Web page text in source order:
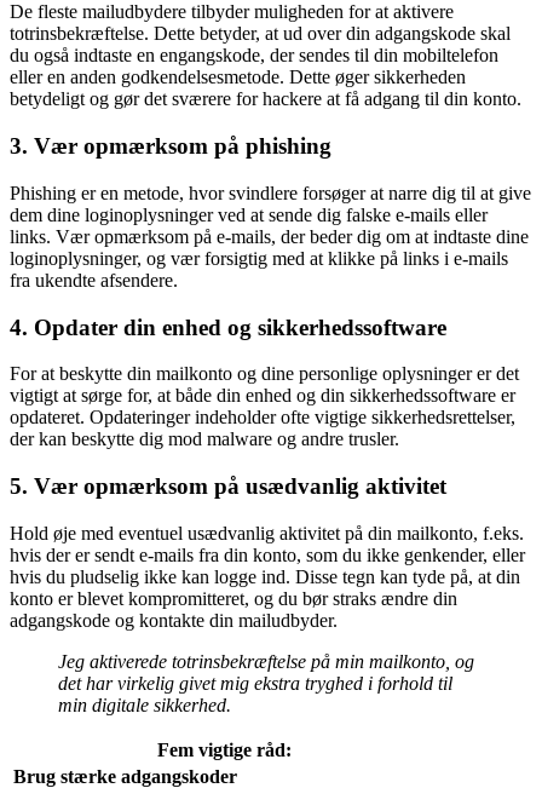
De fleste mailudbydere tilbyder muligheden for at aktivere
totrinsbekræftelse. Dette betyder, at ud over din adgangskode skal
du også indtaste en engangskode, der sendes til din mobiltelefon
eller en anden godkendelsesmetode. Dette øger sikkerheden
betydeligt og gør det sværere for hackere at få adgang til din konto.
3. Vær opmærksom på phishing
Phishing er en metode, hvor svindlere forsøger at narre dig til at give
dem dine loginoplysninger ved at sende dig falske e-mails eller
links. Vær opmærksom på e-mails, der beder dig om at indtaste dine
loginoplysninger, og vær forsigtig med at klikke på links i e-mails
fra ukendte afsendere.
4. Opdater din enhed og sikkerhedssoftware
For at beskytte din mailkonto og dine personlige oplysninger er det
vigtigt at sørge for, at både din enhed og din sikkerhedssoftware er
opdateret. Opdateringer indeholder ofte vigtige sikkerhedsrettelser,
der kan beskytte dig mod malware og andre trusler.
5. Vær opmærksom på usædvanlig aktivitet
Hold øje med eventuel usædvanlig aktivitet på din mailkonto, f.eks.
hvis der er sendt e-mails fra din konto, som du ikke genkender, eller
hvis du pludselig ikke kan logge ind. Disse tegn kan tyde på, at din
konto er blevet kompromitteret, og du bør straks ændre din
adgangskode og kontakte din mailudbyder.
Jeg aktiverede totrinsbekræftelse på min mailkonto, og
det har virkelig givet mig ekstra tryghed i forhold til
min digitale sikkerhed.
Fem vigtige råd:
Brug stærke adgangskoder